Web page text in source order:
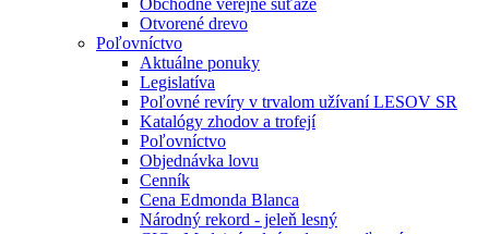
Otvorené drevo
Poľovníctvo
Aktuálne ponuky
Legislatíva
Poľovné revíry v trvalom užívaní LESOV SR
Katalógy zhodov a trofejí
Poľovníctvo
Objednávka lovu
Cenník
Cena Edmonda Blanca
Národný rekord - jeleň lesný